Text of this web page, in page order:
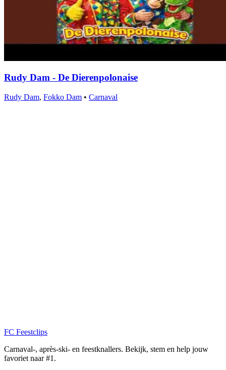
Rudy Dam - De Dierenpolonaise
Rudy Dam, Fokko Dam • Carnaval
FC Feestclips
Carnaval-, après-ski- en feestknallers. Bekijk, stem en help jouw
favoriet naar #1.